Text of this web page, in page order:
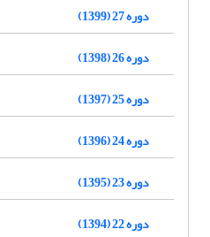
دوره 27 (1399)
دوره 26 (1398)
دوره 25 (1397)
دوره 24 (1396)
دوره 23 (1395)
دوره 22 (1394)